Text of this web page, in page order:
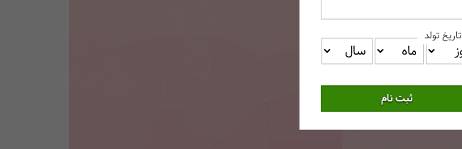
کد پستی
تاریخ تولد